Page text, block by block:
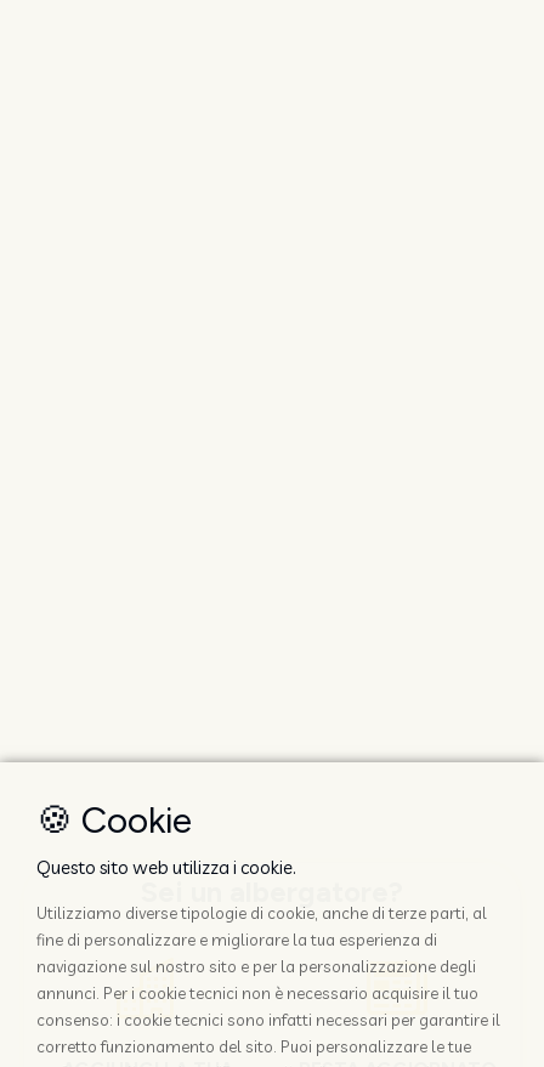
🍪 Cookie
Questo sito web utilizza i cookie.
Utilizziamo diverse tipologie di cookie, anche di terze parti, al
fine di personalizzare e migliorare la tua esperienza di
navigazione sul nostro sito e per la personalizzazione degli
annunci. Per i cookie tecnici non è necessario acquisire il tuo
consenso: i cookie tecnici sono infatti necessari per garantire il
corretto funzionamento del sito. Puoi personalizzare le tue